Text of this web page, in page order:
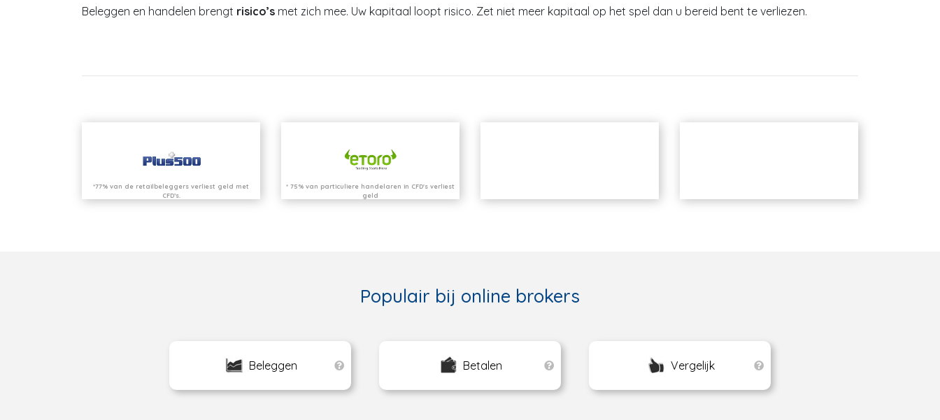
Beleggen en handelen brengt risico’s met zich mee. Uw kapitaal loopt risico. Zet niet meer kapitaal op het spel dan u bereid bent te verliezen.
*77% van de retailbeleggers verliest geld met
CFD’s.
* 75% van particuliere handelaren in CFD's verliest
geld
Populair bij online brokers
Beleggen Betalen Vergelijk